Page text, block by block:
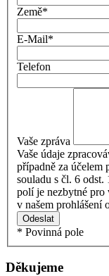
Země*
E-Mail*
Telefon
Vaše zpráva
Vaše údaje
případně za účelem
souladu s čl. 6
polí je nezbytné pro
v našem prohlášení
Odeslat
* Povinná pole
Děkujeme